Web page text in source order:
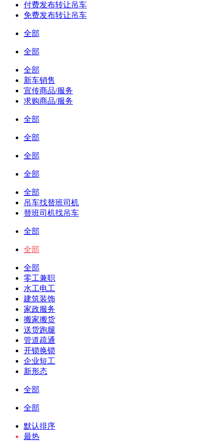
付费发布转让吊车
免费发布转让吊车
全部
全部
全部
新车销售
宣传商品/服务
求购商品/服务
全部
全部
全部
全部
全部
吊车找替班司机
替班司机找吊车
全部
全部
全部
零工兼职
水工电工
建筑装饰
家政服务
搬家搬货
送货跑腿
管道疏通
开锁换锁
企业短工
新形态
全部
全部
默认排序
最热